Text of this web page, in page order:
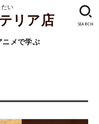
い
リア店
ニメで学ぶ
SEARCH